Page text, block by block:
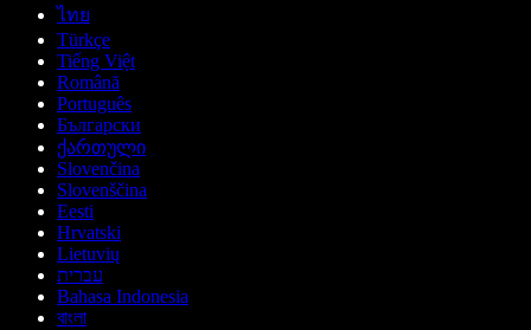
ไทย
Türkçe
Tiếng Việt
Română
Português
Български
ქართული
Slovenčina
Slovenščina
Eesti
Hrvatski
Lietuvių
עברית
Bahasa Indonesia
বাংলা